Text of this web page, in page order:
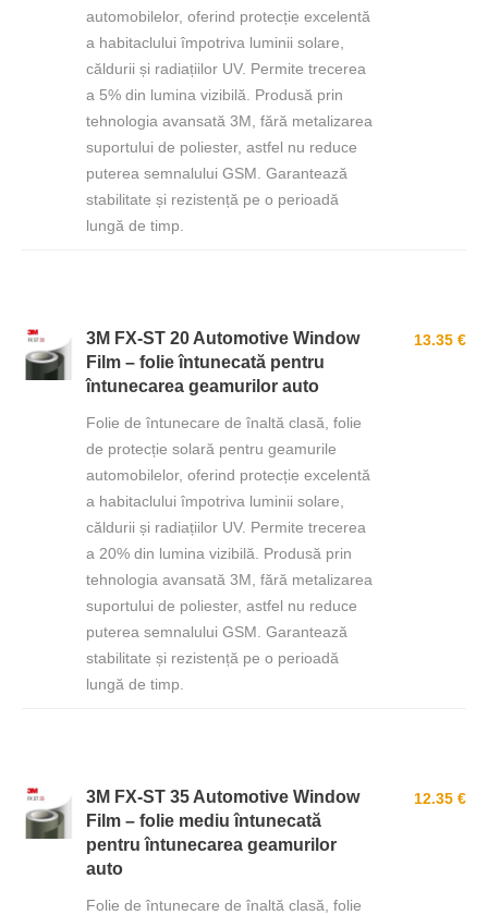
automobilelor, oferind protecție excelentă
a habitaclului împotriva luminii solare,
căldurii și radiațiilor UV. Permite trecerea
a 5% din lumina vizibilă. Produsă prin
tehnologia avansată 3M, fără metalizarea
suportului de poliester, astfel nu reduce
puterea semnalului GSM. Garantează
stabilitate și rezistență pe o perioadă
lungă de timp.
3M FX-ST 20 Automotive Window
Film – folie întunecată pentru
întunecarea geamurilor auto
Folie de întunecare de înaltă clasă, folie
de protecție solară pentru geamurile
automobilelor, oferind protecție excelentă
a habitaclului împotriva luminii solare,
căldurii și radiațiilor UV. Permite trecerea
a 20% din lumina vizibilă. Produsă prin
tehnologia avansată 3M, fără metalizarea
suportului de poliester, astfel nu reduce
puterea semnalului GSM. Garantează
stabilitate și rezistență pe o perioadă
lungă de timp.
13.35 €
3M FX-ST 35 Automotive Window
Film – folie mediu întunecată
pentru întunecarea geamurilor
auto
Folie de întunecare de înaltă clasă, folie
12.35 €